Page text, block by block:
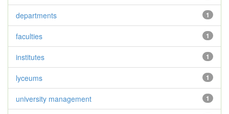
1
departments
1
faculties
1
institutes
1
lyceums
1
university management